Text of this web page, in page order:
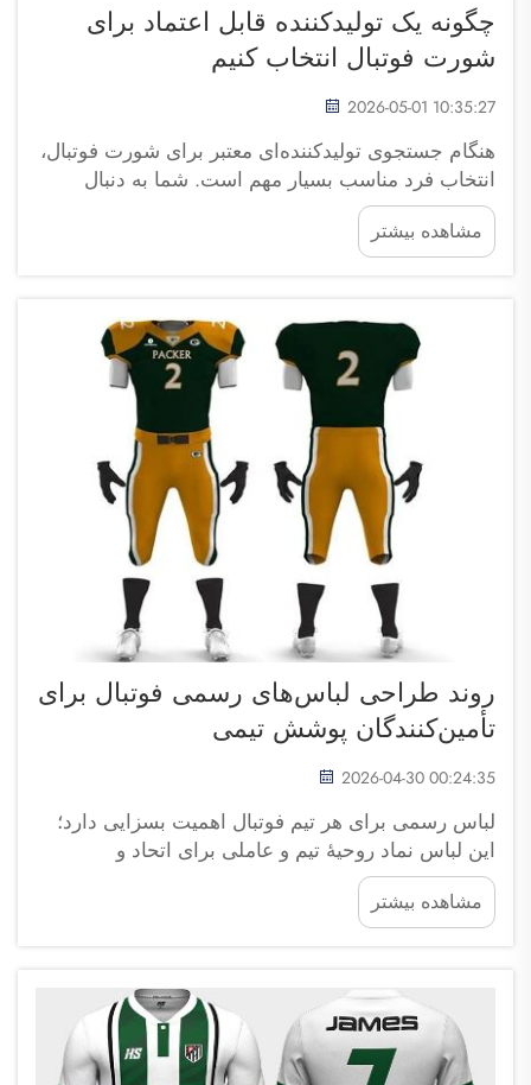
چگونه یک تولیدکننده قابل اعتماد برای
شورت فوتبال انتخاب کنیم
2026-05-01 10:35:27
هنگام جستجوی تولیدکننده‌ای معتبر برای شورت فوتبال،
انتخاب فرد مناسب بسیار مهم است. شما به دنبال
شرکتی هستید که قابل اعتماد باشد و شورت‌های فوتبال
با کیفیت بالا تولید کند. فوجوو سایپولانگ تریدینگ یکی از
گزینه‌های عالی است. این شرکت در تولید شورت‌های
مشاهده بیشتر
روند طراحی لباس‌های رسمی فوتبال برای
تأمین‌کنندگان پوشش تیمی
2026-04-30 00:24:35
لباس رسمی برای هر تیم فوتبال اهمیت بسزایی دارد؛
این لباس نماد روحیهٔ تیم و عاملی برای اتحاد و
همبستگی بین بازیکنان است. در شرکت تجارتی فوجو
سایپولانگ، ما به خوبی می‌دانیم که طراحی چگونه
می‌تواند بر بازی تأثیر بگذارد. پوشیدن لباس رسمی
بازیکنان به ارمغان آورد. یک لباس رسمی...
مشاهده بیشتر